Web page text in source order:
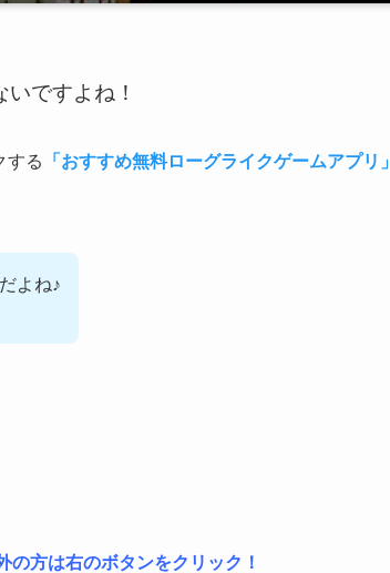
ですよね！
する 「おすすめ無料ローグライクゲームアプリ」
よね♪
方は右のボタンをクリック！